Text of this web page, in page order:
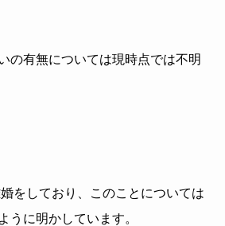
の有無については現時点では不明
をしており、このことについては
うに明かしています。